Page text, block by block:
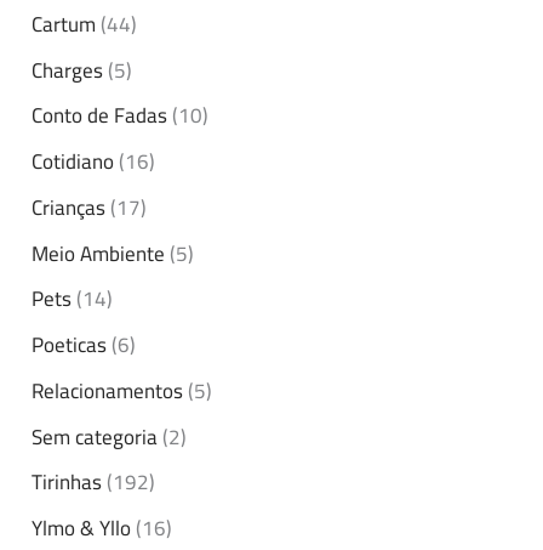
Cartum(44)
Charges(5)
Conto de Fadas(10)
Cotidiano(16)
Crianças(17)
Meio Ambiente(5)
Pets(14)
Poeticas(6)
Relacionamentos(5)
Sem categoria(2)
Tirinhas(192)
Ylmo & Yllo(16)